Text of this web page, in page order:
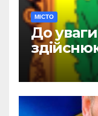
МІСТО
До